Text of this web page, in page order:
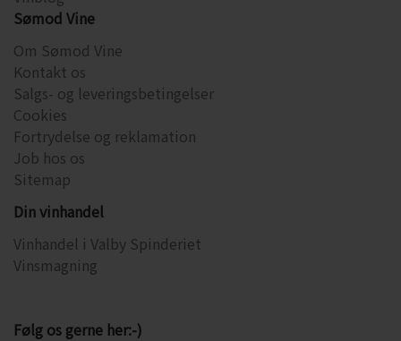
Sømod Vine
Om Sømod Vine
Kontakt os
Salgs- og leveringsbetingelser
Cookies
Fortrydelse og reklamation
Job hos os
Sitemap
Din vinhandel
Vinhandel i Valby Spinderiet
Vinsmagning
Følg os gerne her:-)